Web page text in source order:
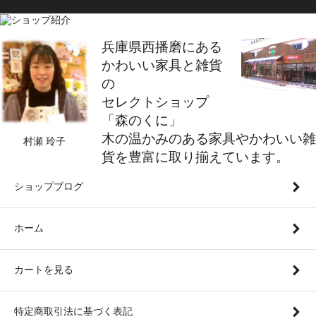
村瀬 玲子
兵庫県西播磨にある
かわいい家具と雑貨
の
セレクトショップ
「森のくに」
木の温かみのある家具やかわいい雑
貨を豊富に取り揃えています。
ショップブログ
ホーム
カートを見る
特定商取引法に基づく表記